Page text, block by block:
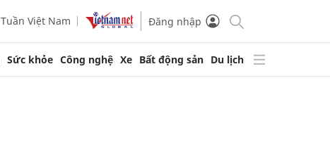
Tuần Việt Nam Đăng nhập
Sức khỏe Công nghệ Xe Bất động sản Du lịch